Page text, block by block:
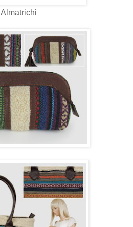
Almatrichi